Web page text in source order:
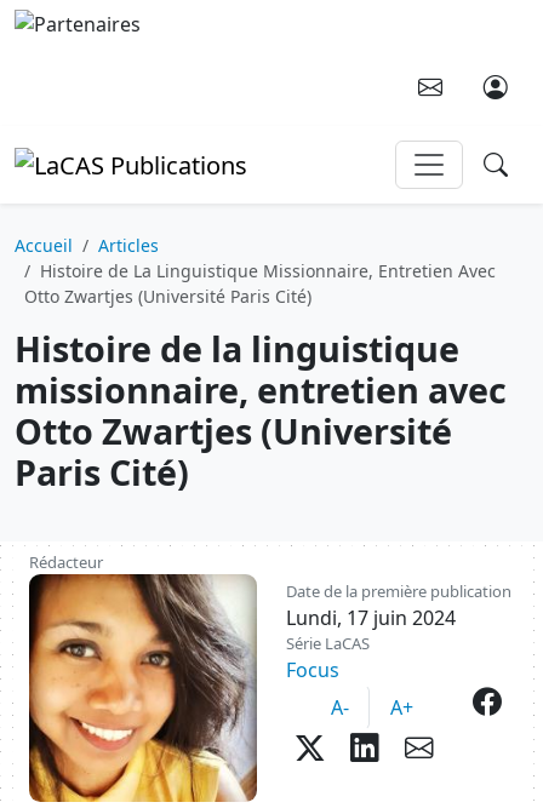
Aller au contenu principal
Accueil
Articles
Histoire de La Linguistique Missionnaire, Entretien Avec
Otto Zwartjes (Université Paris Cité)
Histoire de la linguistique
missionnaire, entretien avec
Otto Zwartjes (Université
Paris Cité)
Rédacteur
Image
Date de la première publication
Lundi, 17 juin 2024
Série LaCAS
Focus
A-
A+
twitterPartager